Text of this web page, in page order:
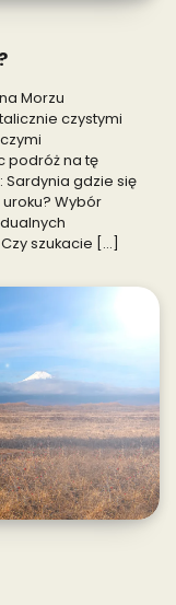
Morzu
czystymi
podróż na tę
Sardynia gdzie się
Wybór
szukacie […]